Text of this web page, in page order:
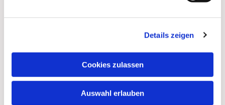
Details zeigen
Cookies zulassen
Auswahl erlauben